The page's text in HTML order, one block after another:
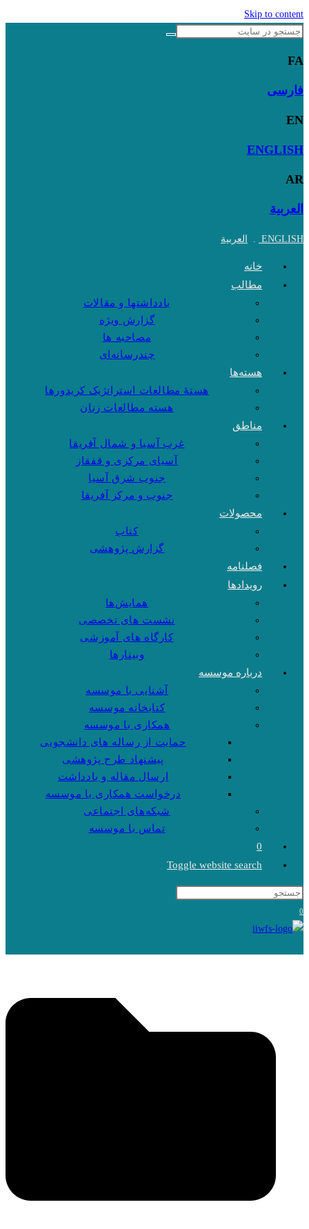
Skip to content
FA
فارسی
EN
ENGLISH
AR
العربية
ENGLISH
. العربية
خانه
مطالب
یادداشتها و مقالات
گزارش ویژه
مصاحبه ها
چندرسانه‌ای
هسته‌ها
هستهٔ مطالعات استراتژیک کریدورها
هسته مطالعات زنان
مناطق
غرب آسیا و شمال آفریقا
آسیای مرکزی و قفقاز
جنوب شرق آسیا
جنوب و مرکز آفریقا
محصولات
کتاب
گزارش پژوهشی
فصلنامه
رویدادها
همایش‌ها
نشست های تخصصی
کارگاه های آموزشی
وبینارها
درباره موسسه
آشنایی با موسسه
کتابخانه موسسه
همکاری با موسسه
حمایت از رساله های دانشجویی
پیشنهاد طرح پژوهشی
ارسال مقاله و یادداشت
درخواست همکاری با موسسه
شبکه‌های اجتماعی
تماس با موسسه
0
Toggle website search
0